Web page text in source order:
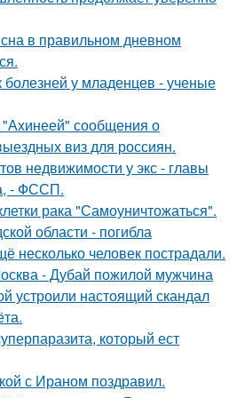
в правильном дневном
у младенцев - ученые
сообщения о
виз для россиян.
недвижимости у экс - главы
- ФССП.
рака "Самоуничтожаться".
области - погибла
несколько человек пострадали.
- Дубай пожилой мужчина
устроили настоящий скандал
который ест
с Ираном поздравил.